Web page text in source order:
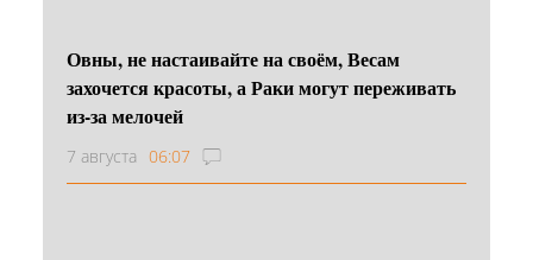
Овны, не настаивайте на своём, Весам
захочется красоты, а Раки могут переживать
из-за мелочей
7 августа 06:07